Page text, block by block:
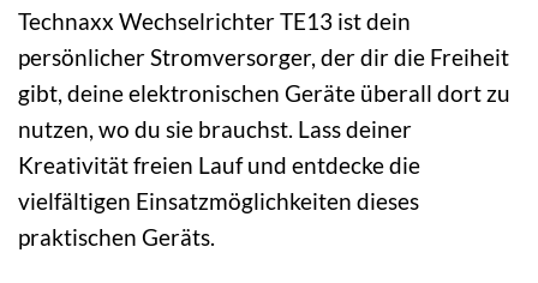
Technaxx Wechselrichter TE13 ist dein
persönlicher Stromversorger, der dir die Freiheit
gibt, deine elektronischen Geräte überall dort zu
nutzen, wo du sie brauchst. Lass deiner
Kreativität freien Lauf und entdecke die
vielfältigen Einsatzmöglichkeiten dieses
praktischen Geräts.